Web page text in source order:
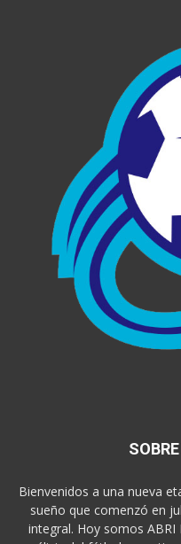
Bienvenidos a una nueva
sueño que comenzó en
integral. Hoy somos ABRI